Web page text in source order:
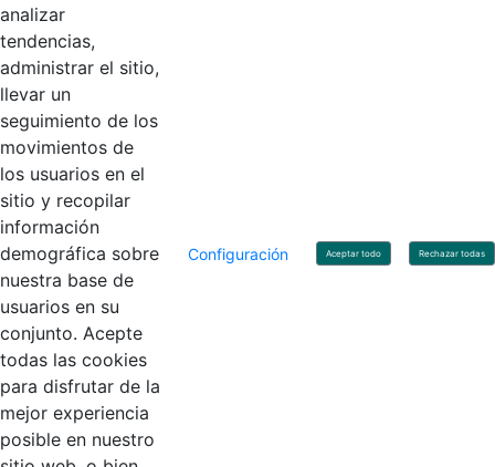
Linkedin
Contacto
Línea de servicio al ciudadano: +57(601) 492 64 00
Correo Institucional:
Correo de notificaciones judiciales:
notificacionjudicial@contaduria.gov.co
Correo de Asuntos disciplinarios:
asuntosdisciplinarios@contaduria.gov.co
Línea Anticorrupción: +57(601) 492 64 00 Ext. 4
Política de privacidad y protección de datos personales
Política de derechos de autor
Términos y condiciones de uso
© Copyright 2026 - Todos los derechos reservados
Gobierno de Colombia
analizar
tendencias,
administrar el sitio,
llevar un
seguimiento de los
movimientos de
los usuarios en el
sitio y recopilar
información
demográfica sobre
nuestra base de
usuarios en su
conjunto. Acepte
todas las cookies
para disfrutar de la
mejor experiencia
posible en nuestro
Configuración Aceptar todo Rechazar todas